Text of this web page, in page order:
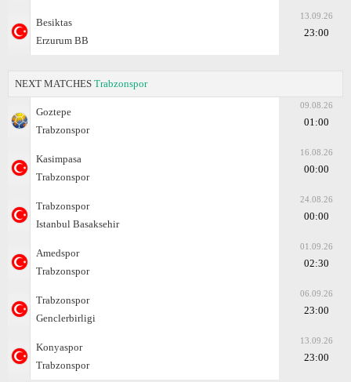
Besiktas
Erzurum BB
13.09.26
23:00
NEXT MATCHES Trabzonspor
Goztepe
Trabzonspor
09.08.26
01:00
Kasimpasa
Trabzonspor
16.08.26
00:00
Trabzonspor
Istanbul Basaksehir
24.08.26
00:00
Amedspor
Trabzonspor
01.09.26
02:30
Trabzonspor
Genclerbirligi
06.09.26
23:00
Konyaspor
Trabzonspor
13.09.26
23:00